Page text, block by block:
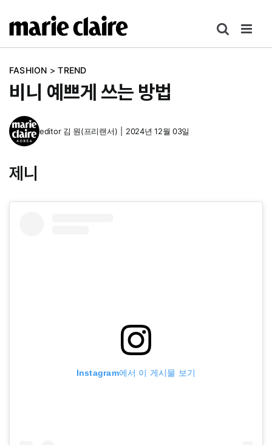
텐
FASHION > TREND
비니 예쁘게 쓰는 방법
editor 김 원(프리랜서) 2024년 12월 03일
제니
Instagram에서 이 게시물 보기